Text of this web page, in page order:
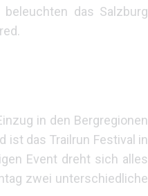
das Salzburg
in den Bergregionen
ist das Trailrun Festival in
Event dreht sich alles
zwei unterschiedliche